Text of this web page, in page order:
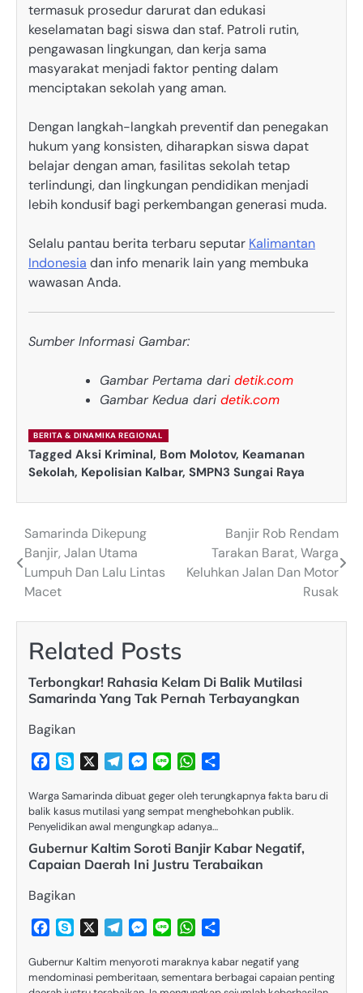
termasuk prosedur darurat dan edukasi
keselamatan bagi siswa dan staf. Patroli rutin,
pengawasan lingkungan, dan kerja sama
masyarakat menjadi faktor penting dalam
menciptakan sekolah yang aman.
Dengan langkah-langkah preventif dan penegakan
hukum yang konsisten, diharapkan siswa dapat
belajar dengan aman, fasilitas sekolah tetap
terlindungi, dan lingkungan pendidikan menjadi
lebih kondusif bagi perkembangan generasi muda.
Selalu pantau berita terbaru seputar Kalimantan
Indonesia dan info menarik lain yang membuka
wawasan Anda.
Sumber Informasi Gambar:
Gambar Pertama dari detik.com
Gambar Kedua dari detik.com
BERITA & DINAMIKA REGIONAL
Tagged Aksi Kriminal, Bom Molotov, Keamanan
Sekolah, Kepolisian Kalbar, SMPN3 Sungai Raya
Post
navigation
Samarinda Dikepung
Banjir, Jalan Utama
Lumpuh Dan Lalu Lintas
Macet
Banjir Rob Rendam
Tarakan Barat, Warga
Keluhkan Jalan Dan Motor
Rusak
Related Posts
Terbongkar! Rahasia Kelam Di Balik Mutilasi
Samarinda Yang Tak Pernah Terbayangkan
Bagikan
Facebook
Skype TelegramMessenger
Line WhatsApp
Warga Samarinda dibuat geger oleh terungkapnya fakta baru di
balik kasus mutilasi yang sempat menghebohkan publik.
Penyelidikan awal mengungkap adanya…
Gubernur Kaltim Soroti Banjir Kabar Negatif,
Capaian Daerah Ini Justru Terabaikan
Bagikan
Facebook
Skype TelegramMessenger
Line WhatsApp
Gubernur Kaltim menyoroti maraknya kabar negatif yang
mendominasi pemberitaan, sementara berbagai capaian penting